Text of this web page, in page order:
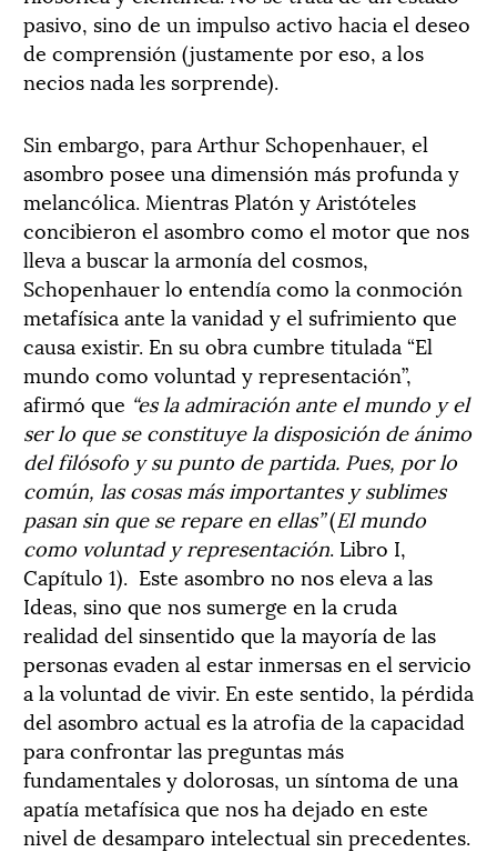
pasivo, sino de un impulso activo hacia el deseo
de comprensión (justamente por eso, a los
necios nada les sorprende).
Sin embargo, para Arthur Schopenhauer, el
asombro posee una dimensión más profunda y
melancólica. Mientras Platón y Aristóteles
concibieron el asombro como el motor que nos
lleva a buscar la armonía del cosmos,
Schopenhauer lo entendía como la conmoción
metafísica ante la vanidad y el sufrimiento que
causa existir. En su obra cumbre titulada “El
mundo como voluntad y representación”,
afirmó que “es la admiración ante el mundo y el
ser lo que se constituye la disposición de ánimo
del filósofo y su punto de partida. Pues, por lo
común, las cosas más importantes y sublimes
pasan sin que se repare en ellas”(El mundo
como voluntad y representación. Libro I,
Capítulo 1). Este asombro no nos eleva a las
Ideas, sino que nos sumerge en la cruda
realidad del sinsentido que la mayoría de las
personas evaden al estar inmersas en el servicio
a la voluntad de vivir. En este sentido, la pérdida
del asombro actual es la atrofia de la capacidad
para confrontar las preguntas más
fundamentales y dolorosas, un síntoma de una
apatía metafísica que nos ha dejado en este
nivel de desamparo intelectual sin precedentes.